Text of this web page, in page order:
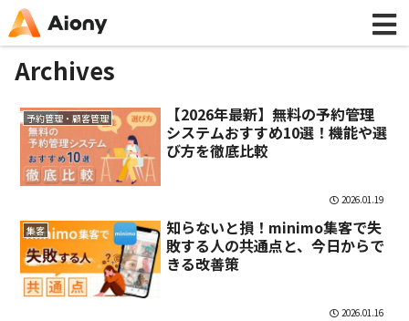
Archives
予約管理・顧客管理
【2026年最新】無料の予約管理
システムおすすめ10選！機能や選
び方を徹底比較
2026.01.19
集客
知らないと損！minimo集客で失
敗する人の共通点と、今日からで
きる改善策
2026.01.16